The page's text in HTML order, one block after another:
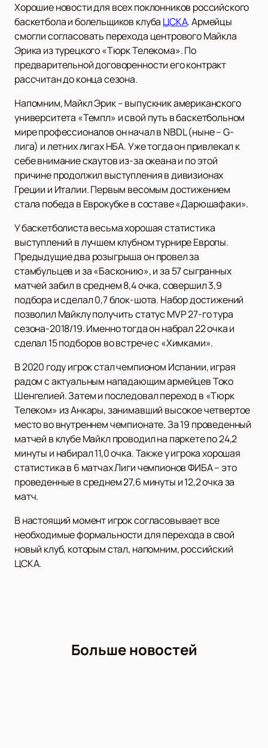
Хорошие новости для всех поклонников российского
баскетбола и болельщиков клуба ЦСКА. Армейцы
смогли согласовать перехода центрового Майкла
Эрика из турецкого «Тюрк Телекома». По
предварительной договоренности его контракт
рассчитан до конца сезона.
Напомним, Майкл Эрик – выпускник американского
университета «Темпл» и свой путь в баскетбольном
мире профессионалов он начал в NBDL (ныне – G-
лига) и летних лигах НБА. Уже тогда он привлекал к
себе внимание скаутов из-за океана и по этой
причине продолжил выступления в дивизионах
Греции и Италии. Первым весомым достижением
стала победа в Еврокубке в составе «Дарюшафаки».
У баскетболиста весьма хорошая статистика
выступлений в лучшем клубном турнире Европы.
Предыдущие два розыгрыша он провел за
стамбульцев и за «Басконию», и за 57 сыгранных
матчей забил в среднем 8,4 очка, совершил 3,9
подбора и сделал 0,7 блок-шота. Набор достижений
позволил Майклу получить статус MVP 27-го тура
сезона-2018/19. Именно тогда он набрал 22 очка и
сделал 15 подборов во встрече с «Химками».
В 2020 году игрок стал чемпионом Испании, играя
радом с актуальным нападающим армейцев Токо
Шенгелией. Затем и последовал переход в «Тюрк
Телеком» из Анкары, занимавший высокое четвертое
место во внутреннем чемпионате. За 19 проведенный
матчей в клубе Майкл проводил на паркете по 24,2
минуты и набирал 11,0 очка. Также у игрока хорошая
статистика в 6 матчах Лиги чемпионов ФИБА – это
проведенные в среднем 27,6 минуты и 12,2 очка за
матч.
В настоящий момент игрок согласовывает все
необходимые формальности для перехода в свой
новый клуб, которым стал, напомним, российский
ЦСКА.
Больше новостей